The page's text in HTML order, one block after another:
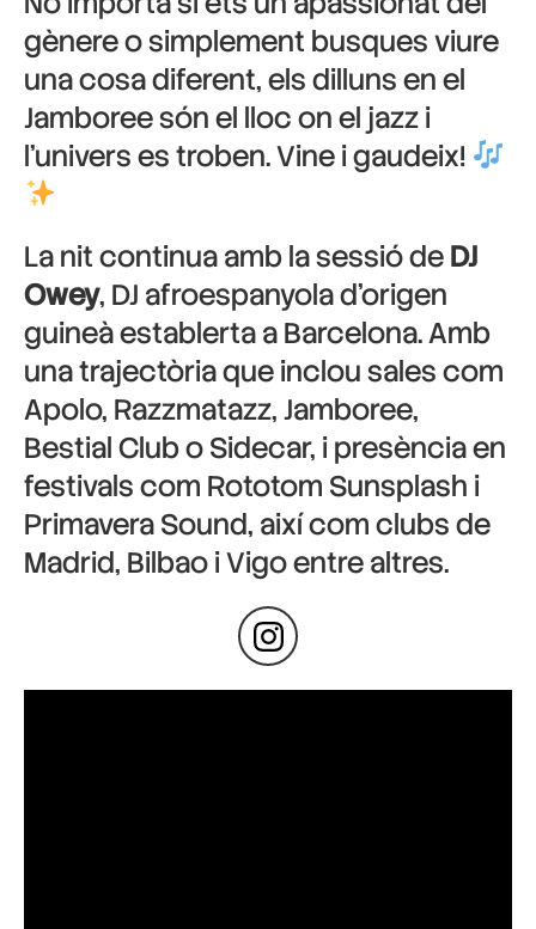
gènere o simplement busques viure
una cosa diferent, els dilluns en el
Jamboree són el lloc on el jazz i
l’univers es troben. Vine i gaudeix!
La nit continua amb la sessió deDJ
Owey, DJ afroespanyola d’origen
guineà establerta a Barcelona. Amb
una trajectòria que inclou sales com
Apolo, Razzmatazz, Jamboree,
Bestial Club o Sidecar, i presència en
festivals com Rototom Sunsplash i
Primavera Sound, així com clubs de
Madrid, Bilbao i Vigo entre altres.